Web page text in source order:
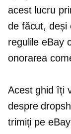
acest lucru
de făcut, deși
regulile eBay
onorarea
Acest ghid îți
despre
trimiți pe